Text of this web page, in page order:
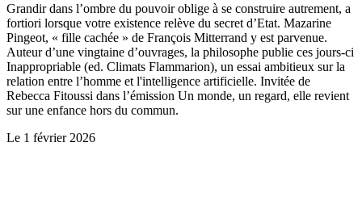
Grandir dans l’ombre du pouvoir oblige à se construire autrement, a
fortiori lorsque votre existence relève du secret d’Etat. Mazarine
Pingeot, « fille cachée » de François Mitterrand y est parvenue.
Auteur d’une vingtaine d’ouvrages, la philosophe publie ces jours-ci
Inappropriable (ed. Climats Flammarion), un essai ambitieux sur la
relation entre l’homme et l'intelligence artificielle. Invitée de
Rebecca Fitoussi dans l’émission Un monde, un regard, elle revient
sur une enfance hors du commun.
Le 1 février 2026